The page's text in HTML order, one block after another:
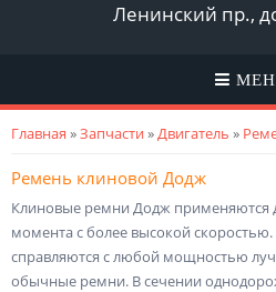
Ленинский пр.,
Вы здесь
Главная »Запчасти»Двигатель »
Ремень клиновой Додж
Клиновые ремни Додж применяются
момента с более высокой
справляются с любой мощностью
обычные ремни. В сечении